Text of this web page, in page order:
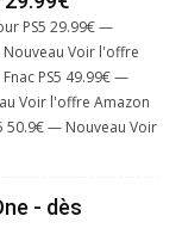
PS5 29.99€ —
Voir l'offre
PS5 49.99€ —
Voir l'offre Amazon
50.9€ — Nouveau Voir
- dès